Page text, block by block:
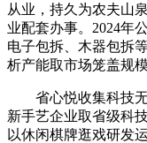
从业，持久为农夫山
业配套办事。2024年
电子包拆、木器包拆
析产能取市场笼盖规
省心悦收集科技无
新手艺企业取省级科
以休闲棋牌逛戏研发